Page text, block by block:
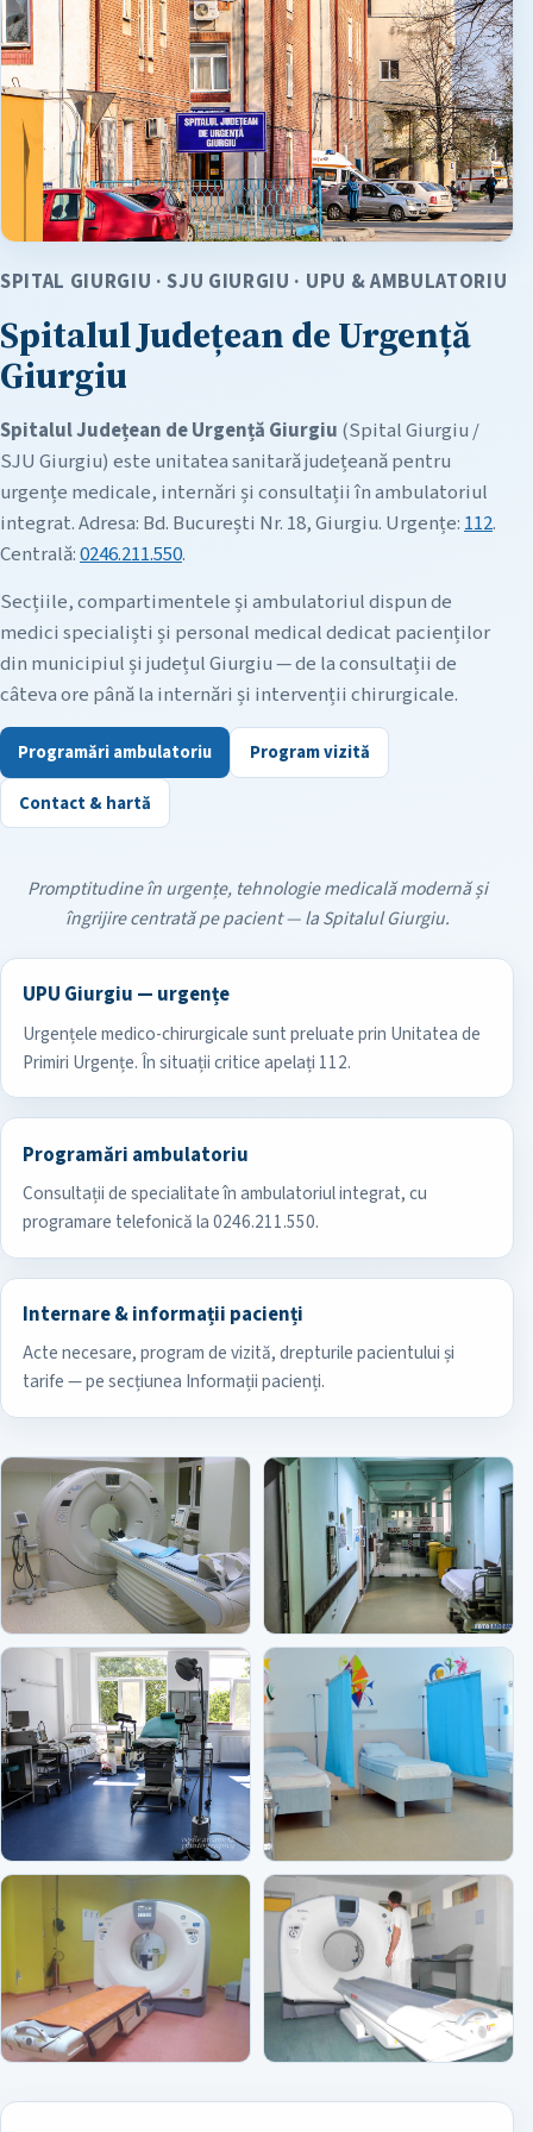
SPITAL GIURGIU · SJU GIURGIU · UPU & AMBULATORIU
Spitalul Județean de Urgență
Giurgiu
Spitalul Județean de Urgență Giurgiu (Spital Giurgiu /
SJU Giurgiu) este unitatea sanitară județeană pentru
urgențe medicale, internări și consultații în ambulatoriul
integrat. Adresa: Bd. București Nr. 18, Giurgiu. Urgențe: 112.
Centrală:0246.211.550.
Secțiile, compartimentele și ambulatoriul dispun de
medici specialiști și personal medical dedicat pacienților
din municipiul și județul Giurgiu — de la consultații de
câteva ore până la internări și intervenții chirurgicale.
Programări ambulatoriu Program vizită
Contact & hartă
Promptitudine în urgențe, tehnologie medicală modernă și
îngrijire centrată pe pacient — la Spitalul Giurgiu.
UPU Giurgiu — urgențe
Urgențele medico-chirurgicale sunt preluate prin Unitatea de
Primiri Urgențe. În situații critice apelați 112.
Programări ambulatoriu
Consultații de specialitate în ambulatoriul integrat, cu
programare telefonică la 0246.211.550.
Internare & informații pacienți
Acte necesare, program de vizită, drepturile pacientului și
tarife — pe secțiunea Informații pacienți.